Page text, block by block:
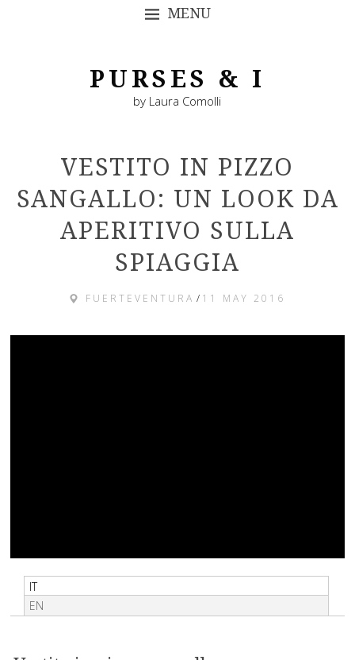
MENU
PURSES & I
by Laura Comolli
VESTITO IN PIZZO
SANGALLO: UN LOOK DA
APERITIVO SULLA
SPIAGGIA
FUERTEVENTURA / 11 MAY 2016
IT
EN